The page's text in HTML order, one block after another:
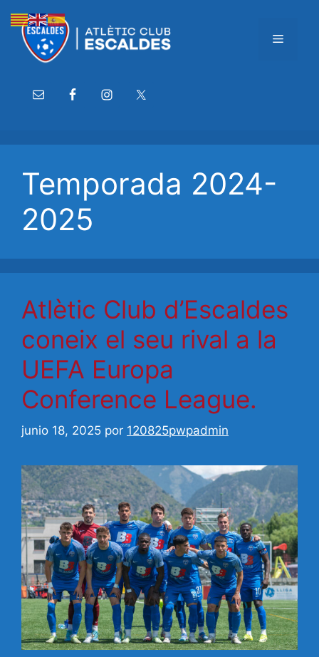
contenido
Menú
Temporada 2024-
2025
Atlètic Club d’Escaldes
coneix el seu rival a la
UEFA Europa
Conference League.
junio 18, 2025 por 120825pwpadmin